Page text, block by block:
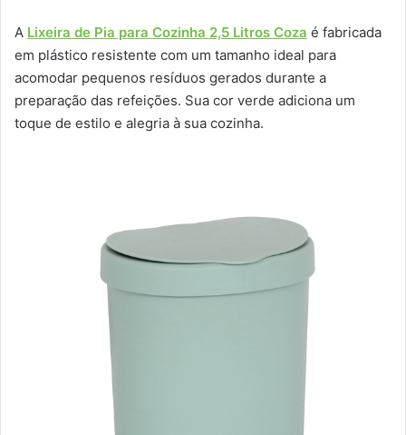
A Lixeira de Pia para Cozinha 2,5 Litros Coza é fabricada
em plástico resistente com um tamanho ideal para
acomodar pequenos resíduos gerados durante a
preparação das refeições. Sua cor verde adiciona um
toque de estilo e alegria à sua cozinha.